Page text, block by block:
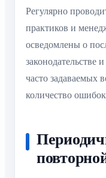
Регулярно
практиков и
осведомлены о
законодательстве
часто задаваемых
количество